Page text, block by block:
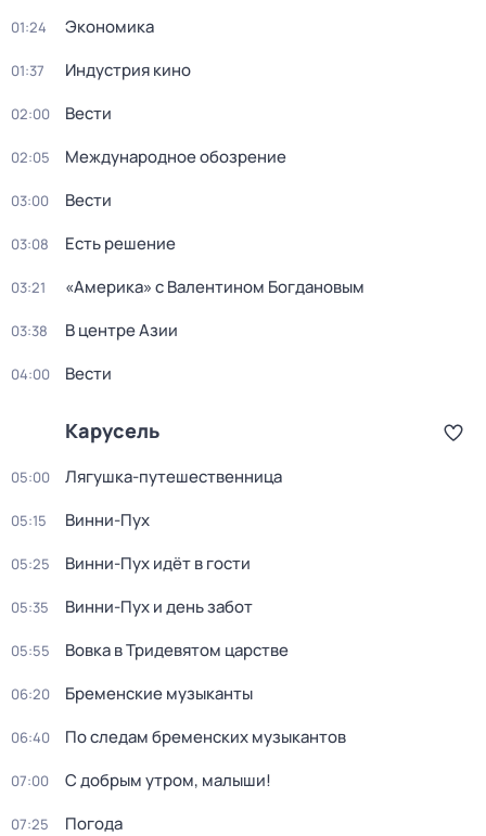
01:24 Экономика
01:37 Индустрия кино
02:00 Вести
02:05 Международное обозрение
03:00 Вести
03:08 Есть решение
03:21 «Америка» с Валентином Богдановым
03:38 В центре Азии
04:00 Вести
Карусель
05:00 Лягушка-путешественница
05:15 Винни-Пух
05:25 Винни-Пух идёт в гости
05:35 Винни-Пух и день забот
05:55 Вовка в Тридевятом царстве
06:20 Бременские музыканты
06:40 По следам бременских музыкантов
07:00 С добрым утром, малыши!
07:25 Погода